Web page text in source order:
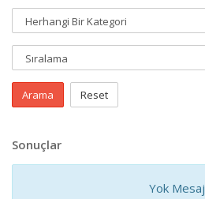
Arama Reset
Sonuçlar
Yok Mesaj